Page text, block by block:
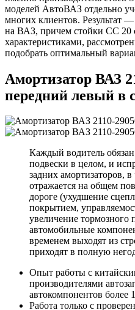
моделей АвтоВАЗ отдельно
многих клиентов. Результат
на ВАЗ, причем стойки СС 20
характеристиками,
подобрать оптимальный
Амортизатор ВАЗ
передний левый в
Каждый водитель обязан
подвески в целом, и
задних амортизаторов,
отражается на общем
дороге (ухудшение
покрытием,
увеличение тормозного
автомобильные
временем выходят из
приходят в полную
Опыт работы с
производителями
автокомпонентов более
Работа только с